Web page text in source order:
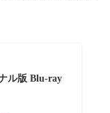
ル版 Blu-ray